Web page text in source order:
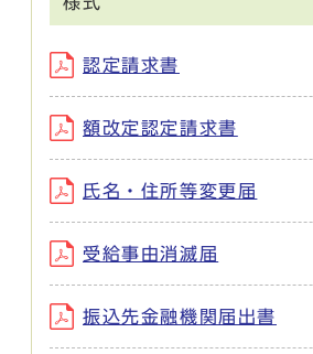
認定請求書
額改定認定請求書
氏名・住所等変更届
受給事由消滅届
振込先金融機関届出書